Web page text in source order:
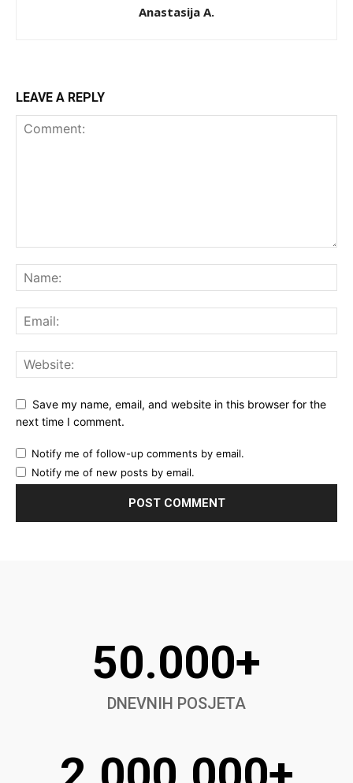
Anastasija A.
LEAVE A REPLY
Save my name, email, and website in this browser for the
next time I comment.
Notify me of follow-up comments by email.
Notify me of new posts by email.
50.000+
DNEVNIH POSJETA